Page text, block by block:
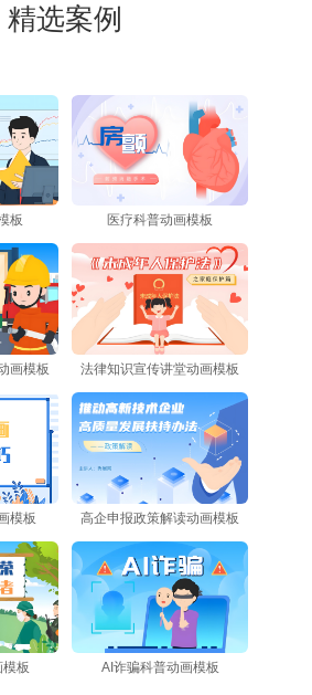
精选案例
板 医疗科普动画模板
画模板 法律知识宣传讲堂动画模板
模板 高企申报政策解读动画模板
板 AI诈骗科普动画模板